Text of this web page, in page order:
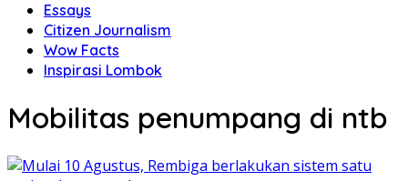
Essays
Citizen Journalism
Wow Facts
Inspirasi Lombok
Mobilitas penumpang di ntb